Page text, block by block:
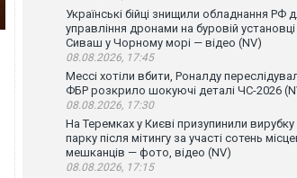
Українські бійці знищили обладнання РФ
управління дронами на буровій установці
Сиваш у Чорному морі — відео (NV)
08.08.2026, 17:45
Мессі хотіли вбити, Роналду
ФБР розкрило шокуючі деталі ЧС-2026
08.08.2026, 17:30
На Теремках у Києві призупинили вирубку
парку після мітингу за участі сотень
мешканців — фото, відео (NV)
08.08.2026, 17:15